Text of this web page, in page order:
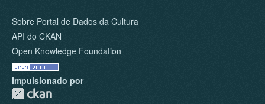
Sobre Portal de Dados da Cultura
API do CKAN
Open Knowledge Foundation
Impulsionado por